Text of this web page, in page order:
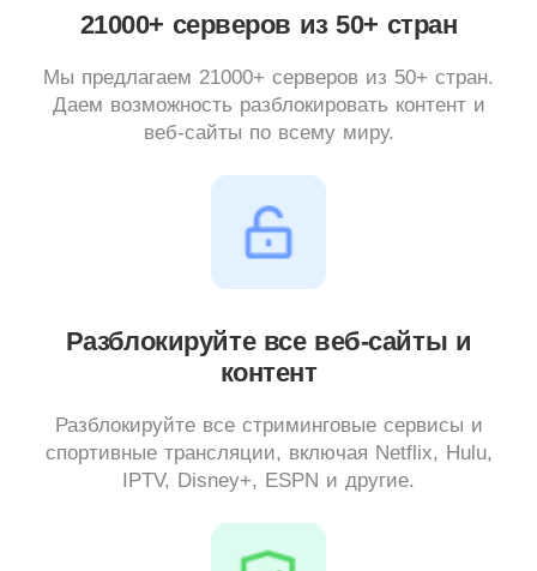
21000+ серверов из 50+ стран
Мы предлагаем 21000+ серверов из 50+ стран.
Даем возможность разблокировать контент и
веб-сайты по всему миру.
Разблокируйте все веб-сайты и
контент
Разблокируйте все стриминговые сервисы и
спортивные трансляции, включая Netflix, Hulu,
IPTV, Disney+, ESPN и другие.